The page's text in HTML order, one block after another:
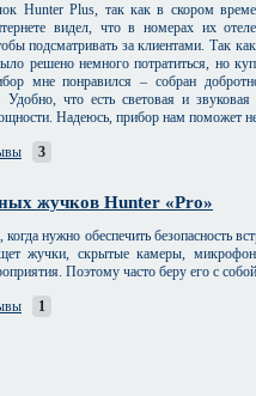
Hunter Plus, так как в скором
видел, что в номерах их
подсматривать за клиентами. Так
решено немного потратиться, но
мне понравился – собран
Удобно, что есть световая и
Надеюсь, прибор нам поможет не
3
жучков Hunter «Pro»
нужно обеспечить безопасность
жучки, скрытые камеры,
Поэтому часто беру его с
1